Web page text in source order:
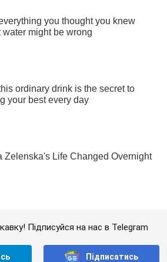
Підписуйся на нас в Telegram
Підписатись